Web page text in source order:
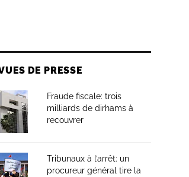
DE PRESSE
Fraude fiscale: trois
milliards de dirhams à
recouvrer
Tribunaux à l’arrêt: un
procureur général tire la